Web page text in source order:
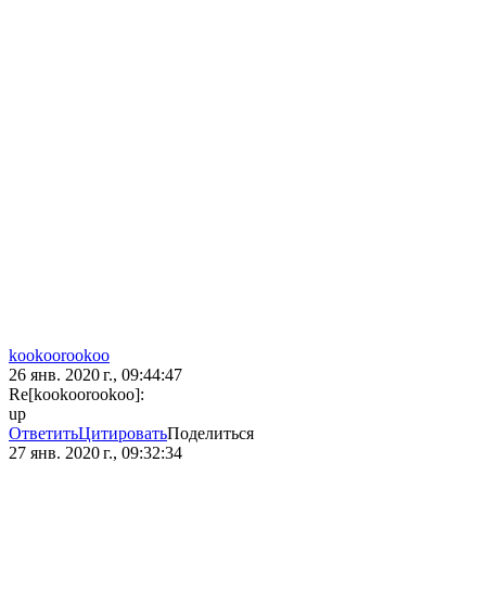
kookoorookoo
26 янв. 2020 г., 09:44:47
Re[kookoorookoo]:
up
ОтветитьЦитироватьПоделиться
27 янв. 2020 г., 09:32:34